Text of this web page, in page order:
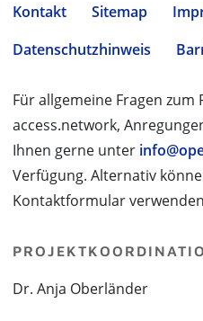
Kontakt Sitemap
Datenschutzhinweis
Für allgemeine Fragen zum
access.network,
Ihnen gerne unter
Verfügung. Alternativ
Kontaktformular
Dr. Anja Oberländer